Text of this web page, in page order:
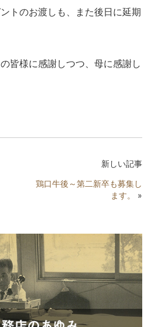
トのお渡しも、また後日に延期
皆様に感謝しつつ、母に感謝し
新しい記事
鶏口牛後～第二新卒も募集し
ます。
»